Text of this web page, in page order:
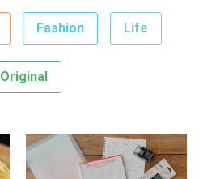
Fashion Life
Original